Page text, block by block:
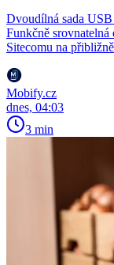
Dvoudílná sada
Funkčně
Sitecomu na
Mobify.cz
dnes, 04:03
3 min